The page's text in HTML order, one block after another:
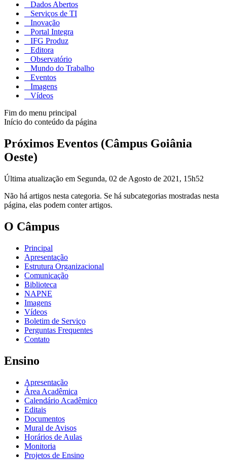
Dados Abertos
Serviços de TI
Inovação
Portal Integra
IFG Produz
Editora
Observatório
Mundo do Trabalho
Eventos
Imagens
Vídeos
Fim do menu principal
Início do conteúdo da página
Próximos Eventos (Câmpus Goiânia
Oeste)
Última atualização em Segunda, 02 de Agosto de 2021, 15h52
Não há artigos nesta categoria. Se há subcategorias mostradas nesta
página, elas podem conter artigos.
O Câmpus
Principal
Apresentação
Estrutura Organizacional
Comunicação
Biblioteca
NAPNE
Imagens
Vídeos
Boletim de Serviço
Perguntas Frequentes
Contato
Ensino
Apresentação
Área Acadêmica
Calendário Acadêmico
Editais
Documentos
Mural de Avisos
Horários de Aulas
Monitoria
Projetos de Ensino